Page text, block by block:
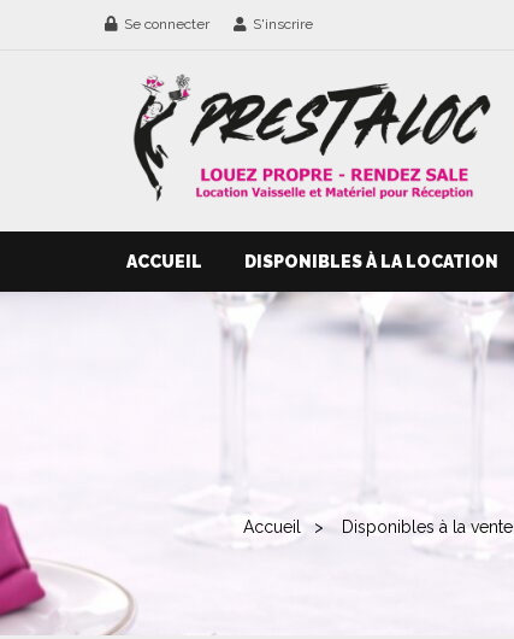
Se connecter S'inscrire
ACCUEIL DISPONIBLES À LA LOCATION
Accueil Disponibles à la vente